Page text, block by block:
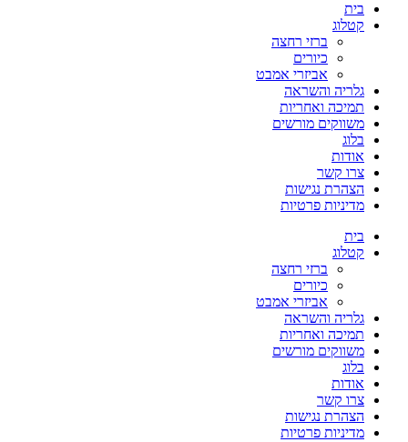
בית
קטלוג
ברזי רחצה
כיורים
אביזרי אמבט
גלריה והשראה
תמיכה ואחריות
משווקים מורשים
בלוג
אודות
צרו קשר
הצהרת נגישות
מדיניות פרטיות
בית
קטלוג
ברזי רחצה
כיורים
אביזרי אמבט
גלריה והשראה
תמיכה ואחריות
משווקים מורשים
בלוג
אודות
צרו קשר
הצהרת נגישות
מדיניות פרטיות